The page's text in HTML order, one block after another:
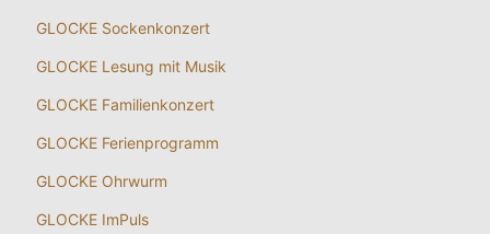
GLOCKE Sockenkonzert
GLOCKE Lesung mit Musik
GLOCKE Familienkonzert
GLOCKE Ferienprogramm
GLOCKE Ohrwurm
GLOCKE ImPuls